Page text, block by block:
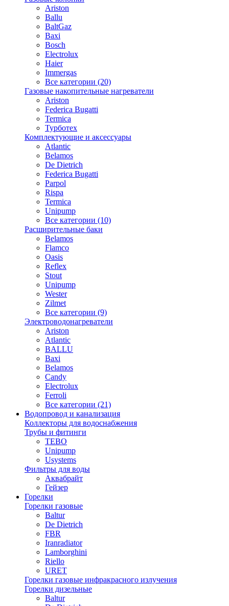
Ariston
Ballu
BaltGaz
Baxi
Bosсh
Electrolux
Haier
Immergas
Все категории (20)
Газовые накопительные нагреватели
Ariston
Federica Bugatti
Termica
Турботех
Комплектующие и аксессуары
Atlantic
Belamos
De Dietrich
Federica Bugatti
Parpol
Rispa
Termica
Unipump
Все категории (10)
Расширительные баки
Belamos
Flamco
Oasis
Reflex
Stout
Unipump
Wester
Zilmet
Все категории (9)
Электроводонагреватели
Ariston
Atlantic
BALLU
Baxi
Belamos
Candy
Electrolux
Ferroli
Все категории (21)
Водопровод и канализация
Коллекторы для водоснабжения
Трубы и фитинги
TEBO
Unipump
Usystems
Фильтры для воды
Аквабрайт
Гейзер
Горелки
Горелки газовые
Baltur
De Dietrich
FBR
Iranradiator
Lamborghini
Riello
URET
Горелки газовые инфракрасного излучения
Горелки дизельные
Baltur